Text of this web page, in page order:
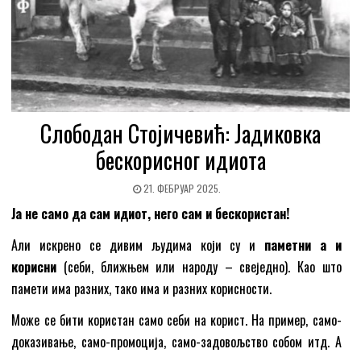
Слободан Стојичевић: Јадиковка
бескорисног идиота
21. ФЕБРУАР 2025.
Ја не само да сам идиот, него сам и бескористан!
Али искрено се дивим људима који су и паметни а и
корисни (себи, ближњем или народу – свеједно). Као што
памети има разних, тако има и разних корисности.
Може се бити користан само себи на корист. На пример, само-
доказивање, само-промоција, само-задовољство собом итд. А